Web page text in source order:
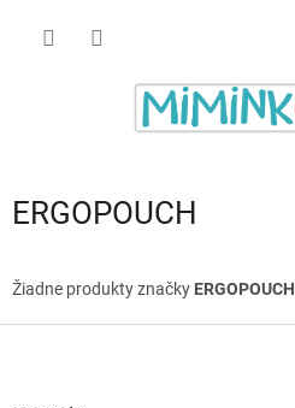
ERGOPOUCH
Žiadne produkty značky ERGOPOUCH